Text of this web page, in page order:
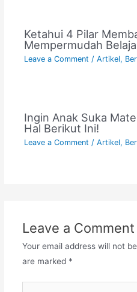
Ketahui 4 Pilar
Mempermudah
Leave a Comment /Artikel,
Ingin Anak Suka
Hal Berikut Ini!
Leave a Comment /Artikel,
Leave a Comment
Your email address will not
are marked *